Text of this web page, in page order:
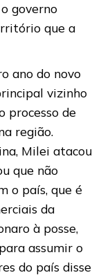
governo
que a
ano do novo
vizinho
processo de
região.
Milei atacou
que não
o país, que é
da
à posse,
assumir o
do país disse